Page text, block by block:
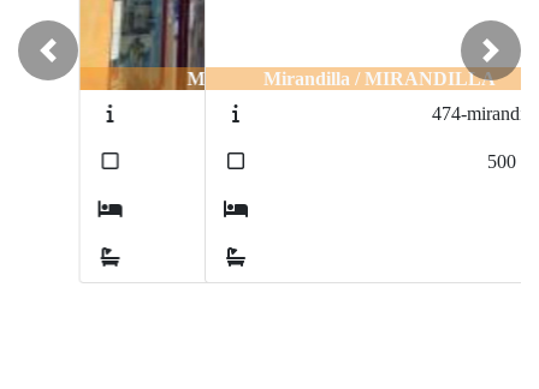
Mirandilla / MIRANDILLA
474-mirandilla
Previous Next